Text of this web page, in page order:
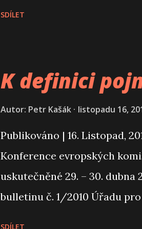
SparkTECH is now known as
agreed terms and
of the Universe. Follow
SDÍLET
K definici
Autor: Petr Kašák listopadu 16,
Publikováno | 16. Listopad,
Konference evropských
uskutečněné 29. – 30. dubna
bulletinu č. 1/2010 Úřadu
SDÍLET